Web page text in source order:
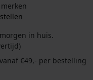
in huis.
€49,- per bestelling